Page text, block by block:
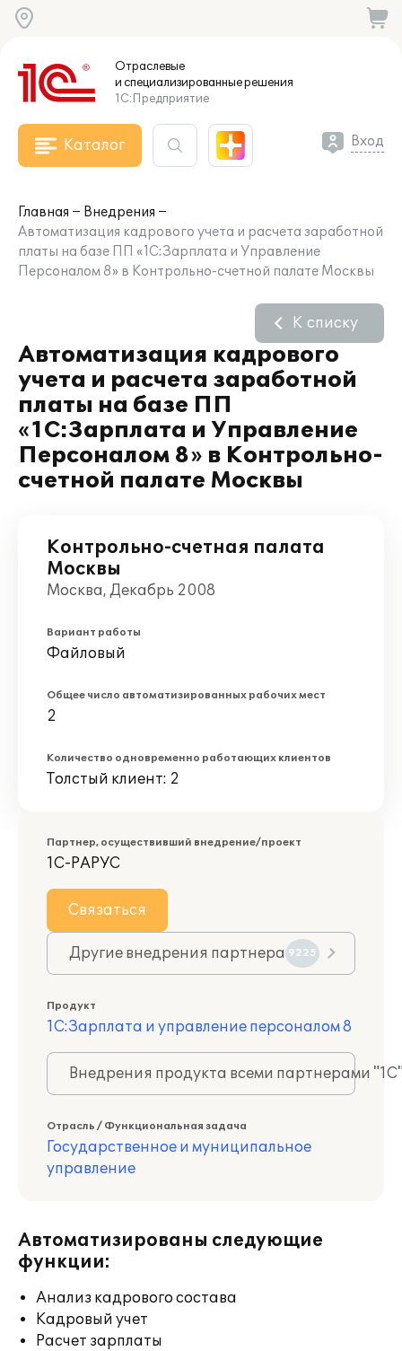
Отраслевые
и специализированныерешения
1С:Предприятие
Каталог Вход
Главная
Внедрения
Автоматизация кадрового учета и расчета заработной
платы на базе ПП «1С:Зарплата и Управление
Персоналом 8» в Контрольно-счетной палате Москвы
Автоматизация кадрового
учета и расчета заработной
платы на базе ПП
«1С:Зарплата и Управление
Персоналом 8» в Контрольно-
счетной палате Москвы
К списку
Контрольно-счетная палата
Москвы
Москва, Декабрь 2008
Вариант работы
Файловый
Общее число автоматизированных рабочих мест
2
Количество одновременно работающих клиентов
Толстый клиент: 2
Партнер, осуществивший внедрение/проект
1С-РАРУС
Связаться
Другие внедрения партнера 9225
Продукт
1С:Зарплата и управление персоналом 8
Внедрения продукта всеми партнерами
Отрасль / Функциональная задача
Государственное и муниципальное
управление
Автоматизированы следующие
функции:
Анализ кадрового состава
Кадровый учет
Расчет зарплаты